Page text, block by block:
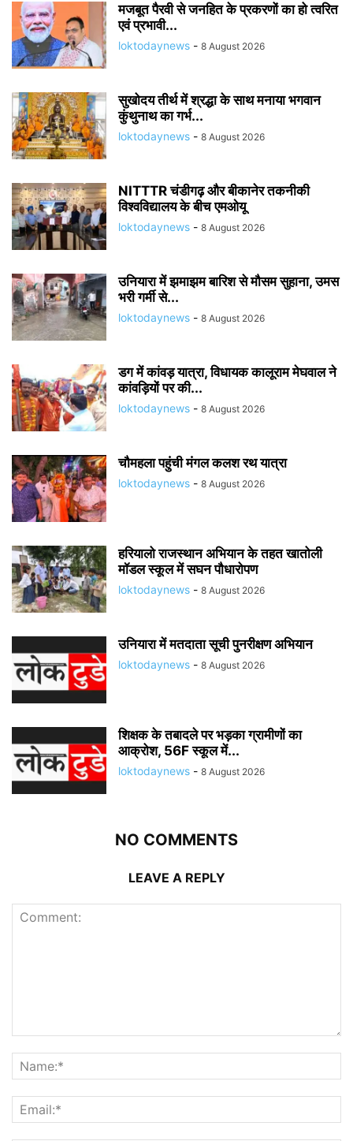
मजबूत पैरवी से जनहित के प्रकरणों का हो त्वरित
एवं प्रभावी...
loktodaynews - 8 August 2026
सुखोदय तीर्थ में श्रद्धा के साथ मनाया भगवान
कुंथुनाथ का गर्भ...
loktodaynews - 8 August 2026
NITTTR चंडीगढ़ और बीकानेर तकनीकी
विश्वविद्यालय के बीच एमओयू
loktodaynews - 8 August 2026
उनियारा में झमाझम बारिश से मौसम सुहाना, उमस
भरी गर्मी से...
loktodaynews - 8 August 2026
डग में कांवड़ यात्रा, विधायक कालूराम मेघवाल ने
कांवड़ियों पर की...
loktodaynews - 8 August 2026
चौमहला पहुंची मंगल कलश रथ यात्रा
loktodaynews - 8 August 2026
हरियालो राजस्थान अभियान के तहत खातोली
मॉडल स्कूल में सघन पौधारोपण
loktodaynews - 8 August 2026
उनियारा में मतदाता सूची पुनरीक्षण अभियान
loktodaynews - 8 August 2026
शिक्षक के तबादले पर भड़का ग्रामीणों का
आक्रोश, 56F स्कूल में...
loktodaynews - 8 August 2026
NO COMMENTS
LEAVE A REPLY